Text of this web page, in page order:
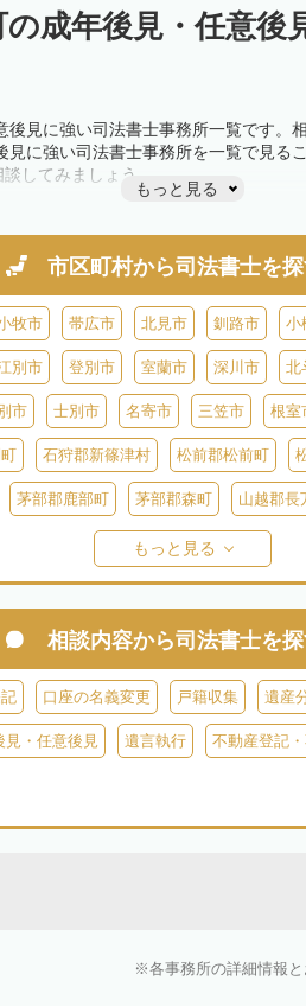
成年後見・任意後
見に強い司法書士事務所一覧です。
に強い司法書士事務所を一覧で見る
してみましょう。
もっと見る
市区町村から司法書士を
牧市 帯広市 北見市 釧路市 小
別市 登別市 室蘭市 深川市 北
市 士別市 名寄市 三笠市 根室
石狩郡新篠津村 松前郡松前町
茅部郡鹿部町 茅部郡森町 山越郡長
奥尻郡奥尻町
寿都郡黒松内町 磯谷郡蘭越町 虻田郡
虻田郡喜茂別町 虻田郡京極町 虻田
二海郡八雲町 古宇郡泊村 古宇郡神恵
余市郡赤井川村 空知郡南幌町 空知
野町 空知郡南富良野町 夕張郡由仁町
中川郡幕別町 中川
もっと見る
相談内容から司法書士を
口座の名義変更 戸籍収集 遺産
見・任意後見 遺言執行 不動産登記
各事務所の詳細情報